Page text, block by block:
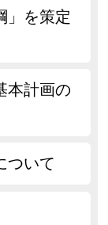
」を策定
本計画の
ついて